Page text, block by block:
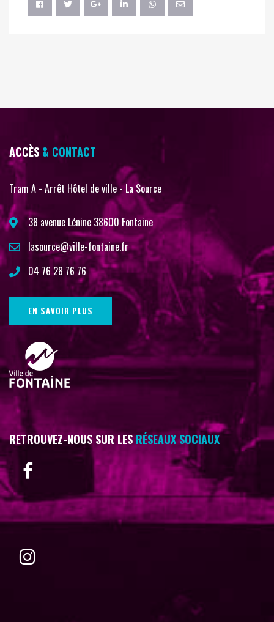
ACCÈS & CONTACT
Tram A - Arrêt Hôtel de ville - La Source
38 avenue Lénine 38600 Fontaine
lasource@ville-fontaine.fr
04 76 28 76 76
EN SAVOIR PLUS
RETROUVEZ-NOUS SUR LESRÉSEAUX SOCIAUX